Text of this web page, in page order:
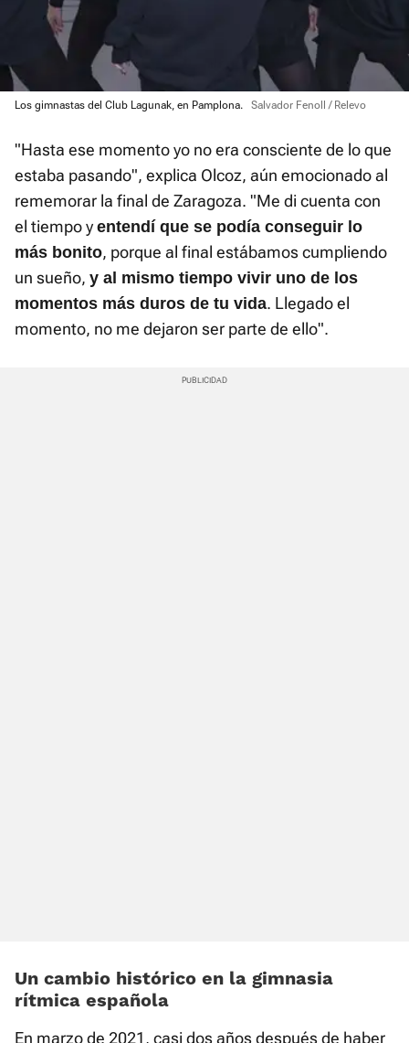
Los gimnastas del Club Lagunak, en Pamplona. Salvador Fenoll / Relevo
"Hasta ese momento yo no era consciente de lo que
estaba pasando", explica Olcoz, aún emocionado al
rememorar la final de Zaragoza. "Me di cuenta con
el tiempo y entendí que se podía conseguir lo
más bonito, porque al final estábamos cumpliendo
un sueño, y al mismo tiempo vivir uno de los
momentos más duros de tu vida. Llegado el
momento, no me dejaron ser parte de ello".
Un cambio histórico en la gimnasia
rítmica española
En marzo de 2021, casi dos años después de haber